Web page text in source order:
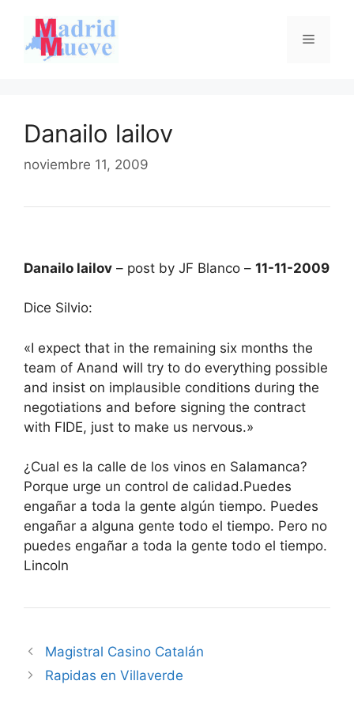
contenido
Menú
Danailo lailov
noviembre 11, 2009
Danailo lailov – post by JF Blanco – 11-11-2009
Dice Silvio:
«I expect that in the remaining six months the
team of Anand will try to do everything possible
and insist on implausible conditions during the
negotiations and before signing the contract
with FIDE, just to make us nervous.»
¿Cual es la calle de los vinos en Salamanca?
Porque urge un control de calidad.Puedes
engañar a toda la gente algún tiempo. Puedes
engañar a alguna gente todo el tiempo. Pero no
puedes engañar a toda la gente todo el tiempo.
Lincoln
Magistral Casino Catalán
Rapidas en Villaverde